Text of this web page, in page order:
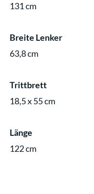
131 cm
Breite Lenker
63,8 cm
Trittbrett
18,5 x 55 cm
Länge
122 cm